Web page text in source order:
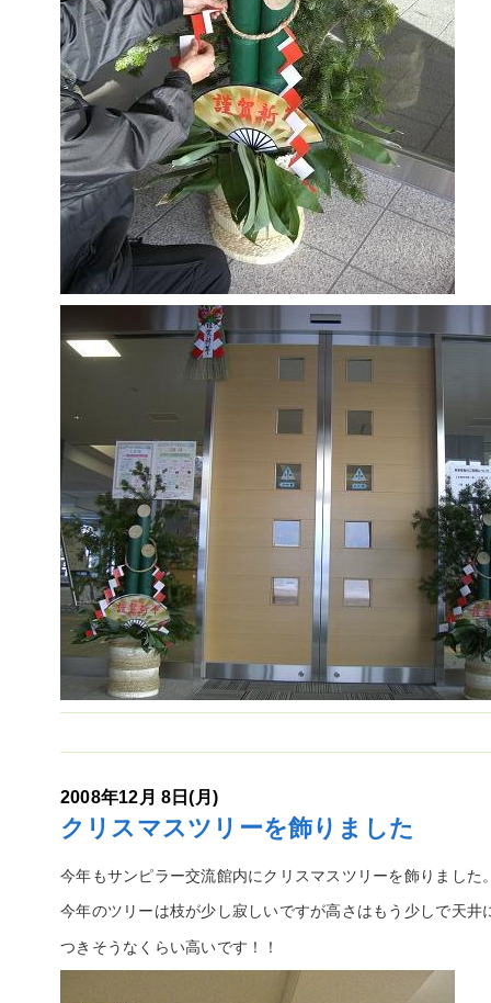
2008年12月 8日(月)
クリスマスツリーを飾りました
今年もサンピラー交流館内にクリスマスツリーを飾りました
今年のツリーは枝が少し寂しいですが高さはもう少しで天井
つきそうなくらい高いです！！